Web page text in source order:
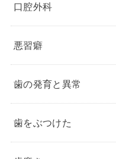
口腔外科
悪習癖
歯の発育と異常
歯をぶつけた